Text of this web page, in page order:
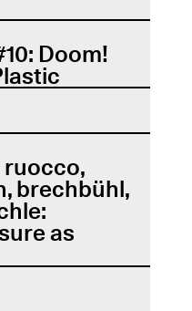
Doom!
brechbühl,
as